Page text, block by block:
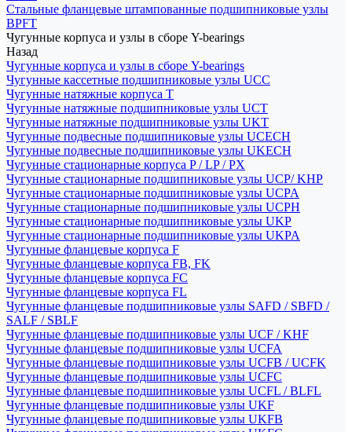
Стальные фланцевые штампованные подшипниковые узлы
BPFT
Чугунные корпуса и узлы в сборе Y-bearings
Назад
Чугунные корпуса и узлы в сборе Y-bearings
Чугунные кассетные подшипниковые узлы UCC
Чугунные натяжные корпуса T
Чугунные натяжные подшипниковые узлы UCT
Чугунные натяжные подшипниковые узлы UKT
Чугунные подвесные подшипниковые узлы UCECH
Чугунные подвесные подшипниковые узлы UKECH
Чугунные стационарные корпуса P / LP / PX
Чугунные стационарные подшипниковые узлы UCP/ KHP
Чугунные стационарные подшипниковые узлы UCPA
Чугунные стационарные подшипниковые узлы UCPH
Чугунные стационарные подшипниковые узлы UKP
Чугунные стационарные подшипниковые узлы UKPA
Чугунные фланцевые корпуса F
Чугунные фланцевые корпуса FB, FK
Чугунные фланцевые корпуса FC
Чугунные фланцевые корпуса FL
Чугунные фланцевые подшипниковые узлы SAFD / SBFD /
SALF / SBLF
Чугунные фланцевые подшипниковые узлы UCF / KHF
Чугунные фланцевые подшипниковые узлы UCFA
Чугунные фланцевые подшипниковые узлы UCFB / UCFK
Чугунные фланцевые подшипниковые узлы UCFC
Чугунные фланцевые подшипниковые узлы UCFL / BLFL
Чугунные фланцевые подшипниковые узлы UKF
Чугунные фланцевые подшипниковые узлы UKFB